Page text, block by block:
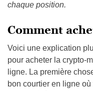
chaque position.
Comment
Voici une explication
pour acheter la crypto-
ligne. La première
bon courtier en ligne